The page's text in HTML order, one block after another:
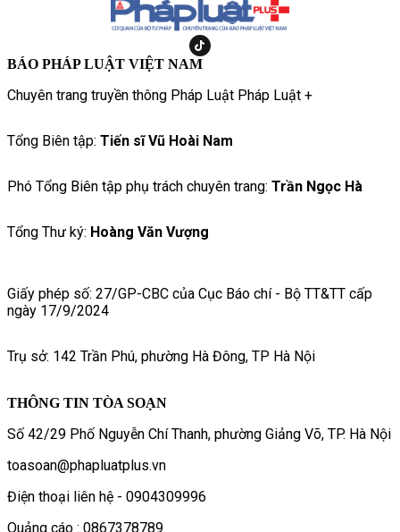
BÁO PHÁP LUẬT VIỆT NAM
Chuyên trang truyền thông Pháp Luật Pháp Luật +
Tổng Biên tập: Tiến sĩ Vũ Hoài Nam
Phó Tổng Biên tập phụ trách chuyên trang: Trần Ngọc Hà
Tổng Thư ký: Hoàng Văn Vượng
Giấy phép số: 27/GP-CBC của Cục Báo chí - Bộ TT&TT cấp
ngày 17/9/2024
Trụ sở: 142 Trần Phú, phường Hà Đông, TP Hà Nội
THÔNG TIN TÒA SOẠN
Số 42/29 Phố Nguyễn Chí Thanh, phường Giảng Võ, TP. Hà Nội
toasoan@phapluatplus.vn
Điện thoại liên hệ - 0904309996
Quảng cáo : 0867378789